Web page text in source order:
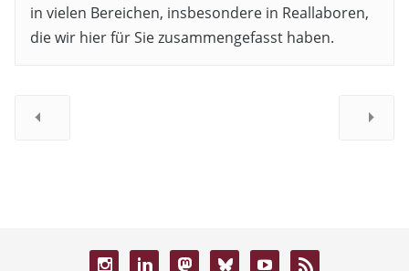
in vielen Bereichen, insbesondere in Reallaboren,
die wir hier für Sie zusammengefasst haben.